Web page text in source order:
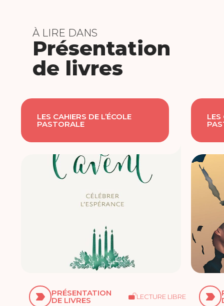
À LIRE DANS
Présentation
de livres
LES CAHIERS DE L’ÉCOLE
PASTORALE
PRÉSENTATION
DE LIVRES LECTURE LIBRE
LES